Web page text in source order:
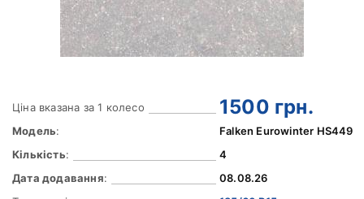
Ціна вказана за 1 колесо 1500 грн.
Модель:
Falken Eurowinter HS449
Кількість:
4
Дата додавання:
08.08.26